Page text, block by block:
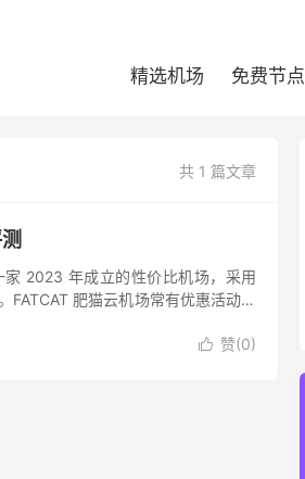
精选机场 免费节点
共 1 篇文章
2023 年成立的性价比机场，采用
肥猫云机场常有优惠活动推
 赞(0)